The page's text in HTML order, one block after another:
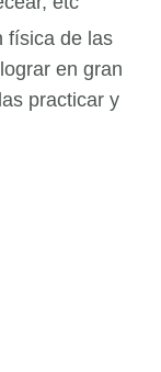
física de las
en gran
practicar y